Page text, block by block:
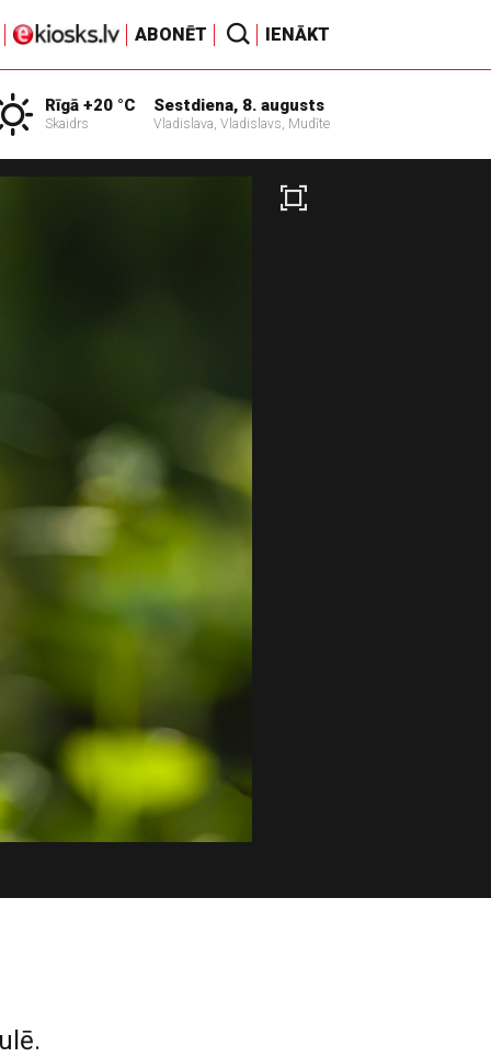
ABONĒT IENĀKT
Rīgā +20 °C
Skaidrs
Sestdiena, 8. augusts
Vladislava, Vladislavs, Mudīte